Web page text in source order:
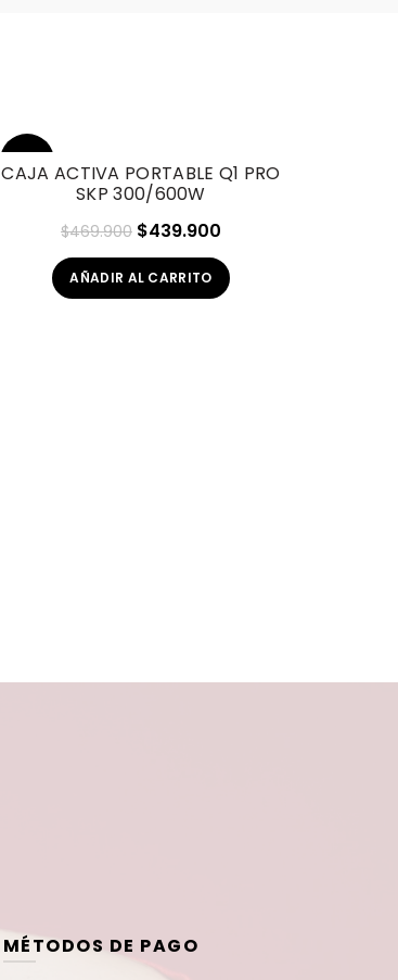
CAJA ACTIVA PORTABLE Q1 PRO
SKP 300/600W
$469.900 El
precio
original
$439.900
precio
actual
AÑADIR AL CARRITO
MÉTODOS DE PAGO